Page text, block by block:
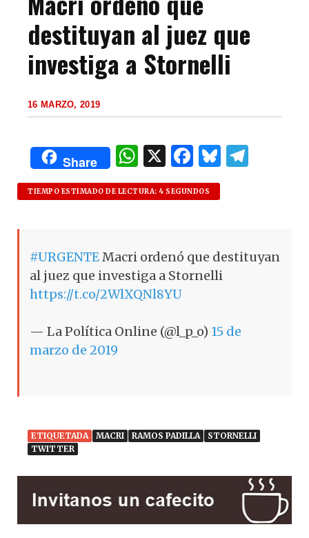
destituyan al juez que
investiga a Stornelli
16 MARZO, 2019
Share
W
h
at
p
p
X F
a
c
o
o
B
m
TIEMPO ESTIMADO DE LECTURA: 4 SEGUNDOS
#URGENTEMacri ordenó que destituyan
al juez que investiga a Stornelli
https://t.co/2WlXQNl8YU
— La Política Online (@l_p_o) 15 de
marzo de 2019
ETIQUETADA MACRI RAMOS PADILLA
STORNELLI
TWITTER